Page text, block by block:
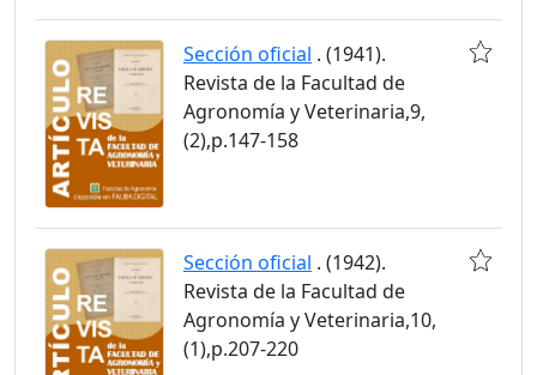
Sección oficial . (1941).
Revista de la Facultad de
Agronomía y Veterinaria,9,
(2),p.147-158
Sección oficial . (1942).
Revista de la Facultad de
Agronomía y Veterinaria,10,
(1),p.207-220